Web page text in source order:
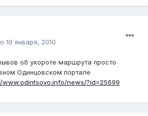
10 января, 2010
об укороте маршрута просто
Одинцовском портале
www.odintsovo.info/news/?id=25699